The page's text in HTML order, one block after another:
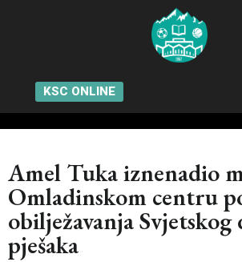
KSC ONLINE
Amel Tuka iznenadio
Omladinskom centru
obilježavanja Svjetskog
pješaka